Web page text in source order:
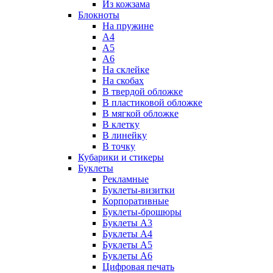
Из кожзама
Блокноты
На пружине
А4
А5
А6
На склейке
На скобах
В твердой обложке
В пластиковой обложке
В мягкой обложке
В клетку
В линейку
В точку
Кубарики и стикеры
Буклеты
Рекламные
Буклеты-визитки
Корпоративные
Буклеты-брошюры
Буклеты А3
Буклеты А4
Буклеты А5
Буклеты А6
Цифровая печать